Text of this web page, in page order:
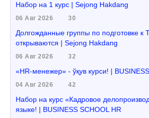
Набор на 1 курс | Sejong Hakdang
06 Авг 2026 30
Долгожданные группы по подготовке к
открываются | Sejong Hakdang
06 Авг 2026 32
«HR-менежер» - ўқув курси! |
04 Авг 2026 42
Набор на курс «Кадровое
языке! | BUSINESS SCHOOL HR